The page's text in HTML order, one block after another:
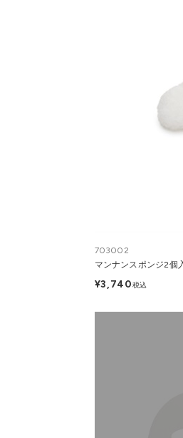
703002
マンナンスポンジ2個
¥3,740税込